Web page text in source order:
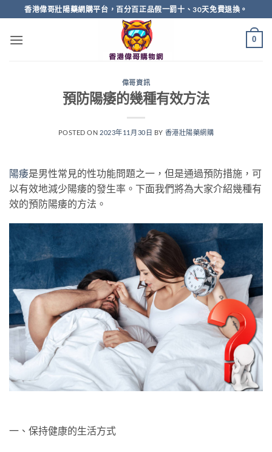
to
content
香港偉哥壯陽藥網購平台，百分百正品假一罰十、30天免費退換。
0
偉哥資訊
預防陽痿的幾種有效方法
POSTED ON 2023年11月30日 BY 香港壯陽藥網購
陽痿是男性常見的性功能問題之一，但是通過預防措施，可
以有效地減少陽痿的發生率。下面我們將為大家介紹幾種有
效的預防陽痿的方法。
一、保持健康的生活方式